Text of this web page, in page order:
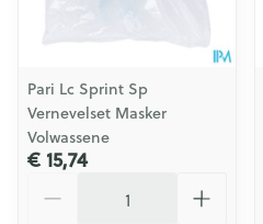
Pari Lc Sprint Sp
Vernevelset Masker
Volwassene
€ 15,74